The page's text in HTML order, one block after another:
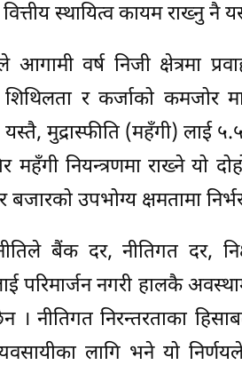
स्थायित्व कायम राख्नु नै
आगामी वर्ष निजी क्षेत्रमा
र कर्जाको कमजोर
मुद्रास्फीति (महँगी) लाई
महँगी नियन्त्रणमा राख्ने यो
बजारको उपभोग्य क्षमतामा
बैंक दर, नीतिगत दर,
परिमार्जन नगरी हालकै
। नीतिगत निरन्तरताका
लागि भने यो